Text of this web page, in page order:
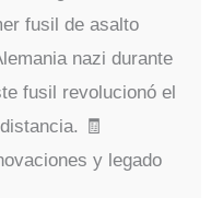
fusil de asalto
nazi durante
fusil revolucionó el
🧾
y legado